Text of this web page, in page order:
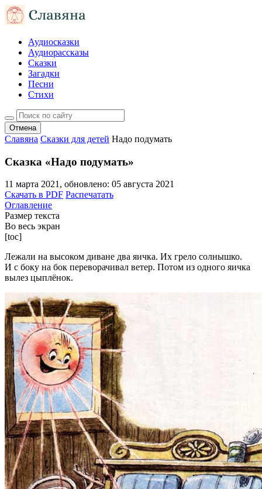
Аудиосказки
Аудиорассказы
Сказки
Загадки
Песни
Стихи
Отмена
Славяна Сказки для детей Надо подумать
Сказка «Надо подумать»
11 марта 2021, обновлено: 05 августа 2021
Скачать в PDF Распечатать
Оглавление
Размер текста
Во весь экран
[toc]
Лежали на высоком диване два яичка. Их грело солнышко.
И с боку на бок переворачивал ветер. Потом из одного яичка
вылез цыплёнок.